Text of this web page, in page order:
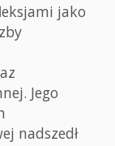
jako
Jego
nadszedł